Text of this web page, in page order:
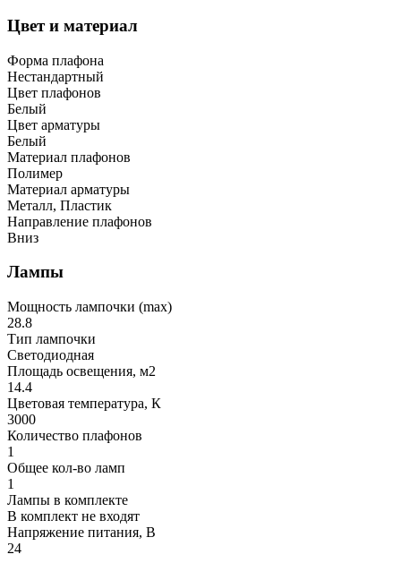
Цвет и материал
Форма плафона
Нестандартный
Цвет плафонов
Белый
Цвет арматуры
Белый
Материал плафонов
Полимер
Материал арматуры
Металл, Пластик
Направление плафонов
Вниз
Лампы
Мощность лампочки (max)
28.8
Тип лампочки
Светодиодная
Площадь освещения, м2
14.4
Цветовая температура, К
3000
Количество плафонов
1
Общее кол-во ламп
1
Лампы в комплекте
В комплект не входят
Напряжение питания, В
24